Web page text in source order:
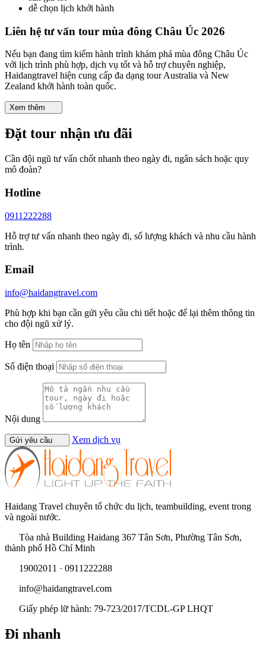
dễ chọn lịch khởi hành
Liên hệ tư vấn tour mùa đông Châu Úc 2026
Nếu bạn đang tìm kiếm hành trình khám phá mùa đông Châu Úc
với lịch trình phù hợp, dịch vụ tốt và hỗ trợ chuyên nghiệp,
Haidangtravel hiện cung cấp đa dạng tour Australia và New
Zealand khởi hành toàn quốc.
Xem thêm
Đặt tour nhận ưu đãi
Cần đội ngũ tư vấn chốt nhanh theo ngày đi, ngân sách hoặc quy
mô đoàn?
Hotline
0911222288
Hỗ trợ tư vấn nhanh theo ngày đi, số lượng khách và nhu cầu hành
trình.
Email
info@haidangtravel.com
Phù hợp khi bạn cần gửi yêu cầu chi tiết hoặc để lại thêm thông tin
cho đội ngũ xử lý.
Họ tên
Số điện thoại
Nội dung
Gửi yêu cầu Xem dịch vụ
Haidang Travel chuyên tổ chức du lịch, teambuilding, event trong
và ngoài nước.
Tòa nhà Building Haidang 367 Tân Sơn, Phường Tân Sơn,
thành phố Hồ Chí Minh
19002011 · 0911222288
info@haidangtravel.com
Giấy phép lữ hành: 79-723/2017/TCDL-GP LHQT
Đi nhanh